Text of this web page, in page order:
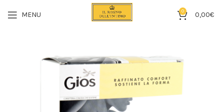
MENU 0 0,00€